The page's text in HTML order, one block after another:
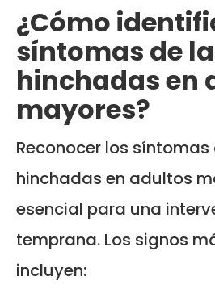
¿Cómo
síntomas de
hinchadas en
mayores?
Reconocer los
hinchadas en adultos
esencial para una
temprana. Los signos
incluyen: